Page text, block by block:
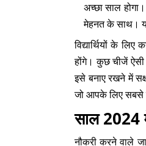
अच्छा साल
मेहनत के साथ।
विद्यार्थियों के
होंगे। कुछ चीजें ऐसी
इसे बनाए रखने में
जो आपके लिए सबसे
साल 2024
नौकरी करने वाले